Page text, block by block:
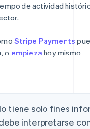
de actividad
Stripe Payments
o empieza hoy mismo.
tiene solo fines
interpretarse